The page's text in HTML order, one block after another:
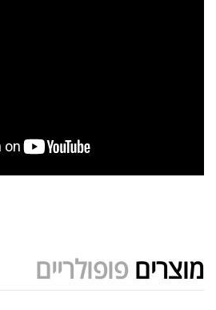
מוצרים פופולריים